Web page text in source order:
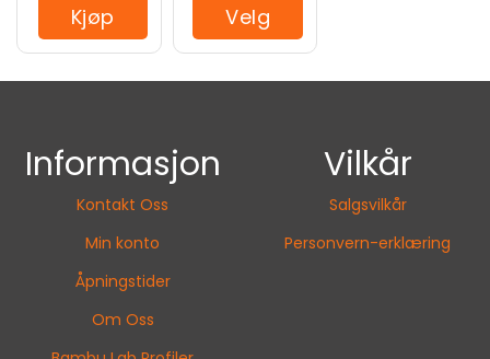
Kjøp Velg
Informasjon
Kontakt Oss
Min konto
Åpningstider
Om Oss
Vilkår
Salgsvilkår
Personvern-erklæring